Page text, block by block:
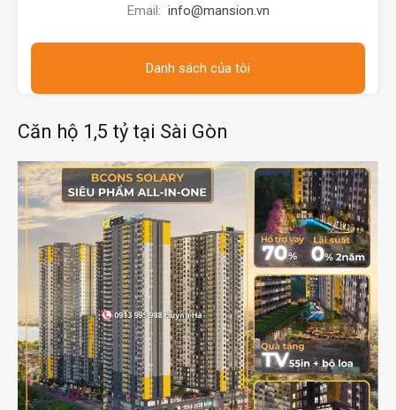
Email: info@mansion.vn
Danh sách của tôi
Căn hộ 1,5 tỷ tại Sài Gòn